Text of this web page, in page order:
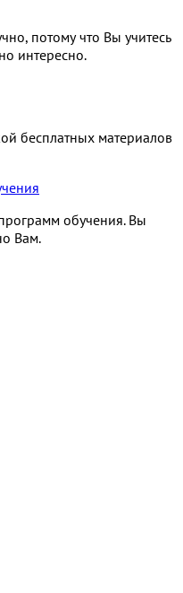
потому что Вы учитесь
интересно.
бесплатных материалов
обучения. Вы
Вам.